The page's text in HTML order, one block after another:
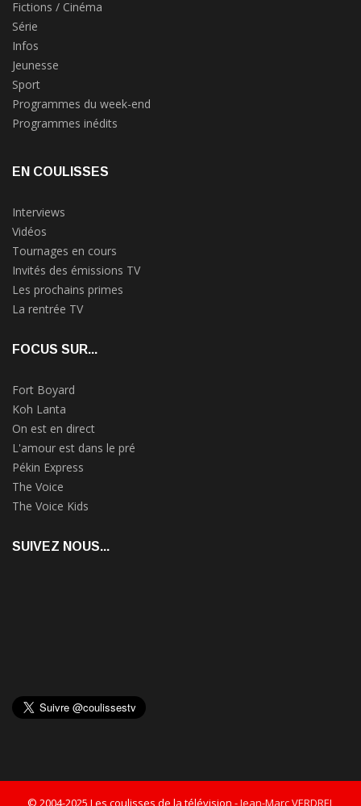
Fictions / Cinéma
Série
Infos
Jeunesse
Sport
Programmes du week-end
Programmes inédits
EN COULISSES
Interviews
Vidéos
Tournages en cours
Invités des émissions TV
Les prochains primes
La rentrée TV
FOCUS SUR...
Fort Boyard
Koh Lanta
On est en direct
L'amour est dans le pré
Pékin Express
The Voice
The Voice Kids
SUIVEZ NOUS...
© 2004-2025 Les coulisses de la télévision -Jean-Marc VERDREL